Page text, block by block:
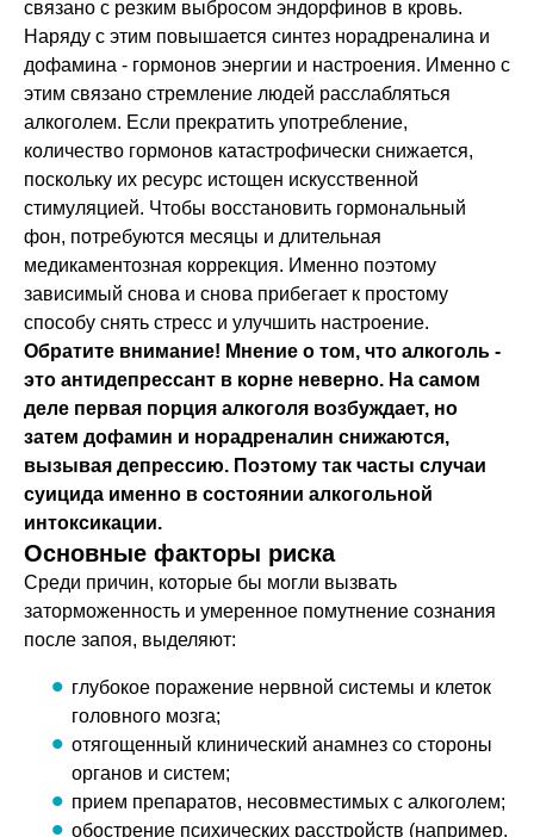
связано с резким выбросом эндорфинов в кровь.
Наряду с этим повышается синтез норадреналина и
дофамина - гормонов энергии и настроения. Именно с
этим связано стремление людей расслабляться
алкоголем. Если прекратить употребление,
количество гормонов катастрофически снижается,
поскольку их ресурс истощен искусственной
стимуляцией. Чтобы восстановить гормональный
фон, потребуются месяцы и длительная
медикаментозная коррекция. Именно поэтому
зависимый снова и снова прибегает к простому
способу снять стресс и улучшить настроение.
Обратите внимание! Мнение о том, что алкоголь -
это антидепрессант в корне неверно. На самом
деле первая порция алкоголя возбуждает, но
затем дофамин и норадреналин снижаются,
вызывая депрессию. Поэтому так часты случаи
суицида именно в состоянии алкогольной
интоксикации.
Основные факторы риска
Среди причин, которые бы могли вызвать
заторможенность и умеренное помутнение сознания
после запоя, выделяют:
глубокое поражение нервной системы и клеток
головного мозга;
отягощенный клинический анамнез со стороны
органов и систем;
прием препаратов, несовместимых с алкоголем;
обострение психических расстройств (например,